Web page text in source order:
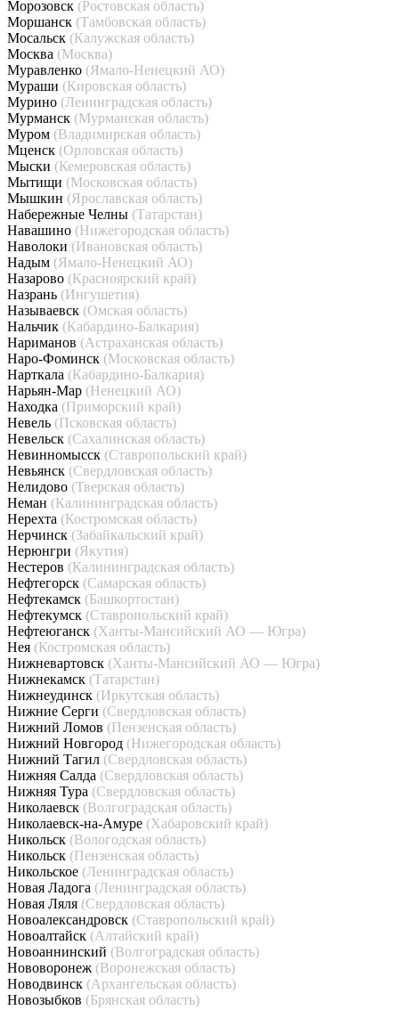
Морозовск (Ростовская область)
Моршанск (Тамбовская область)
Мосальск (Калужская область)
Москва (Москва)
Муравленко (Ямало-Ненецкий АО)
Мураши (Кировская область)
Мурино (Ленинградская область)
Мурманск (Мурманская область)
Муром (Владимирская область)
Мценск (Орловская область)
Мыски (Кемеровская область)
Мытищи (Московская область)
Мышкин (Ярославская область)
Набережные Челны (Татарстан)
Навашино (Нижегородская область)
Наволоки (Ивановская область)
Надым (Ямало-Ненецкий АО)
Назарово (Красноярский край)
Назрань (Ингушетия)
Называевск (Омская область)
Нальчик (Кабардино-Балкария)
Нариманов (Астраханская область)
Наро-Фоминск (Московская область)
Нарткала (Кабардино-Балкария)
Нарьян-Мар (Ненецкий АО)
Находка (Приморский край)
Невель (Псковская область)
Невельск (Сахалинская область)
Невинномысск (Ставропольский край)
Невьянск (Свердловская область)
Нелидово (Тверская область)
Неман (Калининградская область)
Нерехта (Костромская область)
Нерчинск (Забайкальский край)
Нерюнгри (Якутия)
Нестеров (Калининградская область)
Нефтегорск (Самарская область)
Нефтекамск (Башкортостан)
Нефтекумск (Ставропольский край)
Нефтеюганск (Ханты-Мансийский АО — Югра)
Нея (Костромская область)
Нижневартовск (Ханты-Мансийский АО — Югра)
Нижнекамск (Татарстан)
Нижнеудинск (Иркутская область)
Нижние Серги (Свердловская область)
Нижний Ломов (Пензенская область)
Нижний Новгород (Нижегородская область)
Нижний Тагил (Свердловская область)
Нижняя Салда (Свердловская область)
Нижняя Тура (Свердловская область)
Николаевск (Волгоградская область)
Николаевск-на-Амуре (Хабаровский край)
Никольск (Вологодская область)
Никольск (Пензенская область)
Никольское (Ленинградская область)
Новая Ладога (Ленинградская область)
Новая Ляля (Свердловская область)
Новоалександровск (Ставропольский край)
Новоалтайск (Алтайский край)
Новоаннинский (Волгоградская область)
Нововоронеж (Воронежская область)
Новодвинск (Архангельская область)
Новозыбков (Брянская область)